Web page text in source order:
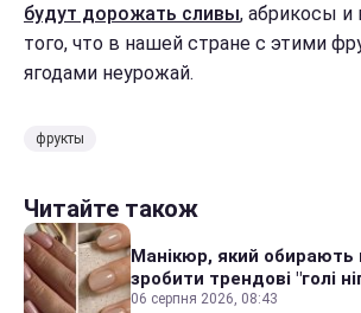
будут дорожать сливы, абрикосы и
того, что в нашей стране с этими
ягодами неурожай.
фрукты
Читайте також
Манікюр, який обирають
зробити трендові "голі
06 серпня 2026, 08:43